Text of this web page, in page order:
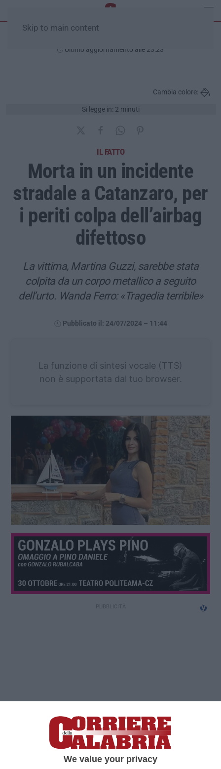
We value your privacy
Skip to main content
Ultimo aggiornamento alle 23:23
Si legge in: 2 minuti
Cambia colore:
IL FATTO
Morta in un incidente
stradale a Catanzaro, per
i periti colpa dell’airbag
difettoso
La vittima, Martina Guzzi, sarebbe stata
colpita da un corpo metallico a seguito
dell’urto. Wanda Ferro: «Tragedia terribile»
Pubblicato il: 24/07/2024 – 11:44
La funzione di sintesi vocale (TTS)
non è supportata dal tuo browser.